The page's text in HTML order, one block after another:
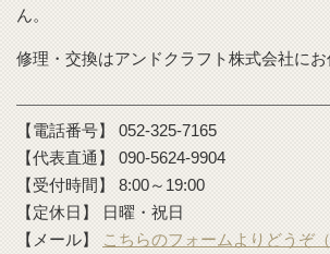
ん。
修理・交換はアンドクラフト株式会社にお
【電話番号】 052-325-7165
【代表直通】 090-5624-9904
【受付時間】 8:00～19:00
【定休日】 日曜・祝日
【メール】
こちらのフォームよりどうぞ